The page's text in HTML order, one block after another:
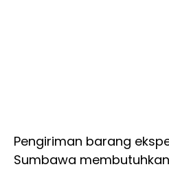
Pengiriman barang
Sumbawa